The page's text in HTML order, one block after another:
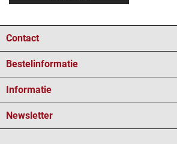
Contact
Bestelinformatie
Informatie
Newsletter